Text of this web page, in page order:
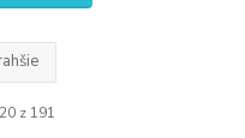
z 191